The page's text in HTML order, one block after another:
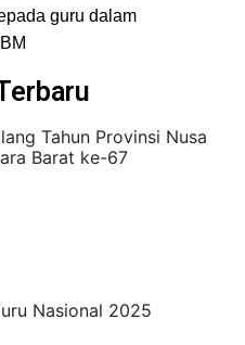
guru dalam
Tahun Provinsi Nusa
Barat ke-67
Nasional 2025